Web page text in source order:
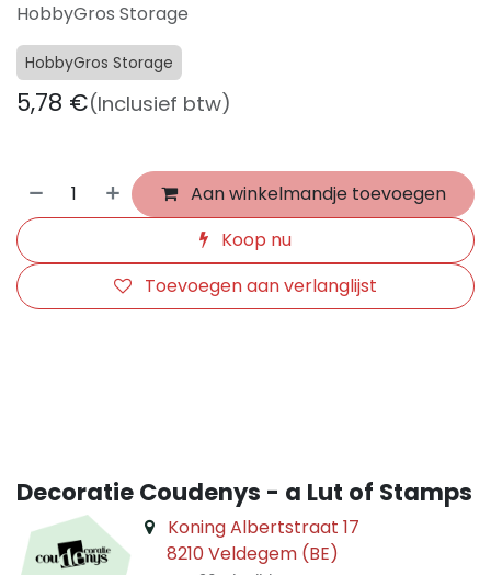
HobbyGros Storage
HobbyGros Storage
5,78 €(Inclusief btw)
Aan winkelmandje toevoegen
Koop nu
Toevoegen aan verlanglijst
Decoratie Coudenys - a Lut of Stamps
Koning Albertstraat 17
8210 Veldegem (BE)